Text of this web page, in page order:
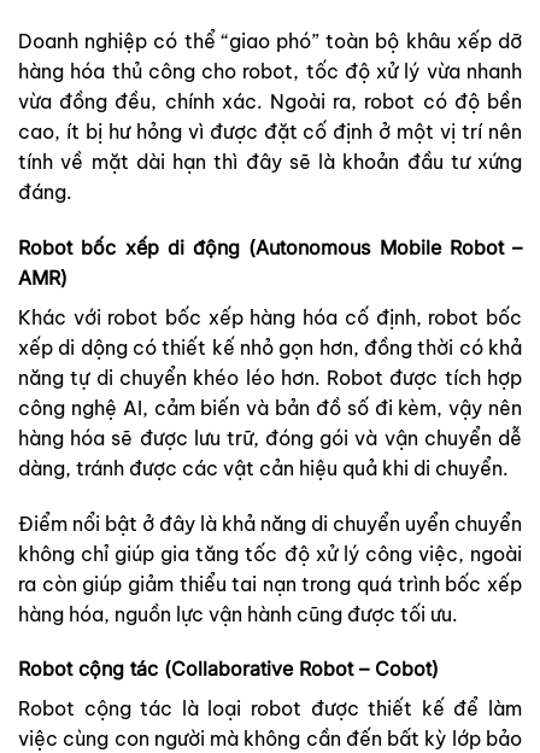
Doanh nghiệp có thể “giao phó” toàn bộ khâu xếp dỡ
hàng hóa thủ công cho robot, tốc độ xử lý vừa nhanh
vừa đồng đều, chính xác. Ngoài ra, robot có độ bền
cao, ít bị hư hỏng vì được đặt cố định ở một vị trí nên
tính về mặt dài hạn thì đây sẽ là khoản đầu tư xứng
đáng.
Robot bốc xếp di động (Autonomous Mobile Robot –
AMR)
Khác với robot bốc xếp hàng hóa cố định, robot bốc
xếp di dộng có thiết kế nhỏ gọn hơn, đồng thời có khả
năng tự di chuyển khéo léo hơn. Robot được tích hợp
công nghệ AI, cảm biến và bản đồ số đi kèm, vậy nên
hàng hóa sẽ được lưu trữ, đóng gói và vận chuyển dễ
dàng, tránh được các vật cản hiệu quả khi di chuyển.
Điểm nổi bật ở đây là khả năng di chuyển uyển chuyển
không chỉ giúp gia tăng tốc độ xử lý công việc, ngoài
ra còn giúp giảm thiểu tai nạn trong quá trình bốc xếp
hàng hóa, nguồn lực vận hành cũng được tối ưu.
Robot cộng tác (Collaborative Robot – Cobot)
Robot cộng tác là loại robot được thiết kế để làm
việc cùng con người mà không cần đến bất kỳ lớp bảo